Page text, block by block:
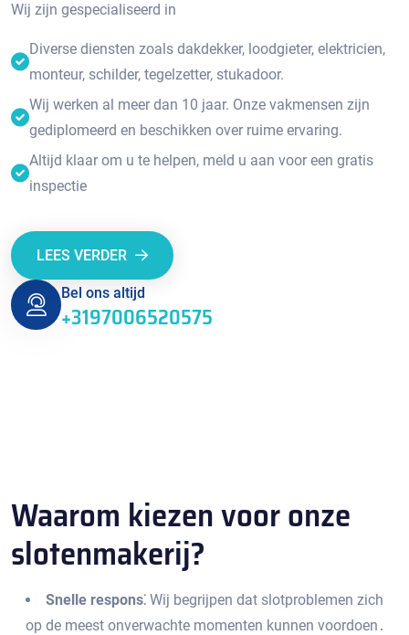
Wij zijn gespecialiseerd in
Diverse diensten zoals dakdekker, loodgieter, elektricien,
monteur, schilder, tegelzetter, stukadoor.
Wij werken al meer dan 10 jaar. Onze vakmensen zijn
gediplomeerd en beschikken over ruime ervaring.
Altijd klaar om u te helpen, meld u aan voor een gratis
inspectie
LEES VERDER
Bel ons altijd
+3197006520575
Waarom kiezen voor onze
slotenmakerij?​
Snelle respons⁚ Wij begrijpen dat slotproblemen zich
op de meest onverwachte momenten kunnen voordoen․